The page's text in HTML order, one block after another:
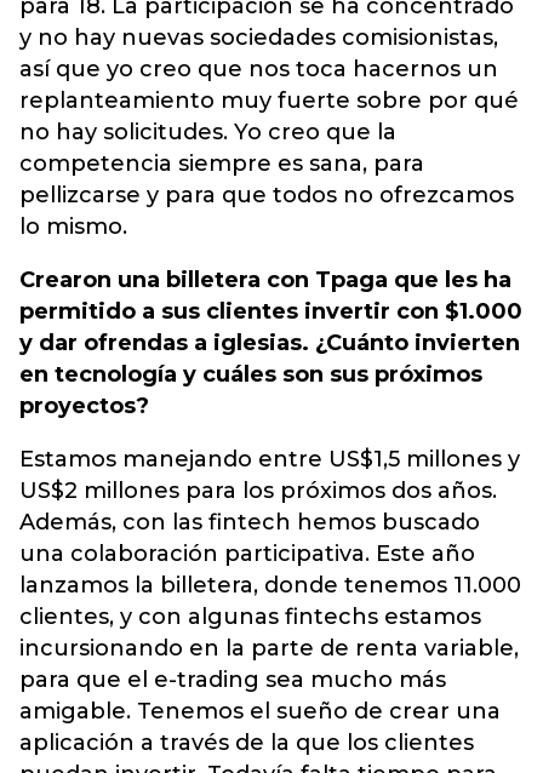
para 18. La participación se ha concentrado
y no hay nuevas sociedades comisionistas,
así que yo creo que nos toca hacernos un
replanteamiento muy fuerte sobre por qué
no hay solicitudes. Yo creo que la
competencia siempre es sana, para
pellizcarse y para que todos no ofrezcamos
lo mismo.
Crearon una billetera con Tpaga que les ha
permitido a sus clientes invertir con $1.000
y dar ofrendas a iglesias. ¿Cuánto invierten
en tecnología y cuáles son sus próximos
proyectos?
Estamos manejando entre US$1,5 millones y
US$2 millones para los próximos dos años.
Además, con las fintech hemos buscado
una colaboración participativa. Este año
lanzamos la billetera, donde tenemos 11.000
clientes, y con algunas fintechs estamos
incursionando en la parte de renta variable,
para que el e-trading sea mucho más
amigable. Tenemos el sueño de crear una
aplicación a través de la que los clientes